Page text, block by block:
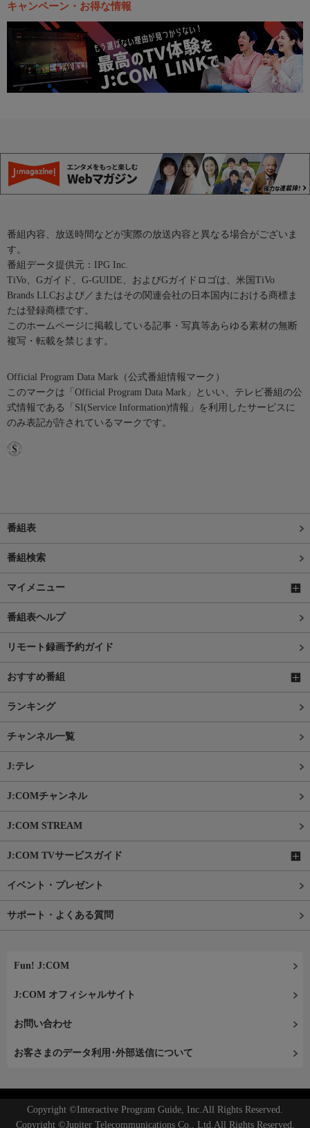
キャンペーン・お得な情報
番組内容、放送時間などが実際の放送内容と異なる場合がございま
す。
番組データ提供元：IPG Inc.
TiVo、Gガイド、G-GUIDE、およびGガイドロゴは、米国TiVo
Brands LLCおよび／またはその関連会社の日本国内における商標ま
たは登録商標です。
このホームページに掲載している記事・写真等あらゆる素材の無断
複写・転載を禁じます。
Official Program Data Mark（公式番組情報マーク）
このマークは「Official Program Data Mark」といい、テレビ番組の公
式情報である「SI(Service Information)情報」を利用したサービスに
のみ表記が許されているマークです。
番組表
番組検索
マイメニュー
番組表ヘルプ
リモート録画予約ガイド
おすすめ番組
ランキング
チャンネル一覧
J:テレ
J:COMチャンネル
J:COM STREAM
J:COM TVサービスガイド
イベント・プレゼント
サポート・よくある質問
Fun! J:COM
J:COM オフィシャルサイト
お問い合わせ
お客さまのデータ利用･外部送信について
Copyright ©Interactive Program Guide, Inc.All Rights Reserved.
Copyright ©Jupiter Telecommunications Co., Ltd.All Rights Reserved.